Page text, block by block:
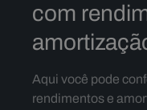
com
Aqui você pode
rendimentos e